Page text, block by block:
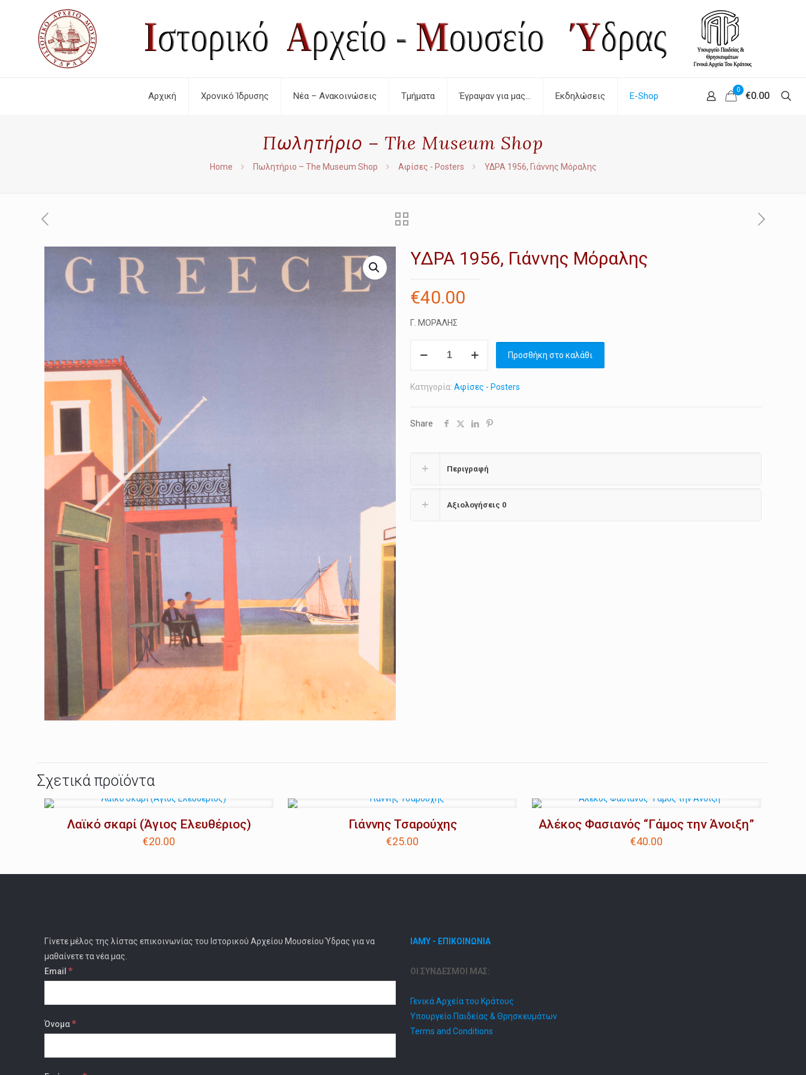
Αρχική Χρονικό Ίδρυσης Νέα – Ανακοινώσεις Τμήματα Έγραψαν για μας… Εκδηλώσεις E-Shop
0
€0.00
Πωλητήριο – The Museum Shop
Home Πωλητήριο – The Museum Shop Αφίσες - Posters ΥΔΡΑ 1956, Γιάννης Μόραλης
ΥΔΡΑ 1956, Γιάννης Μόραλης
€40.00
Γ. ΜΟΡΑΛΗΣ
Μόραλης
Προσθήκη στο καλάθι
Κατηγορία: Αφίσες - Posters
Share
Περιγραφή
Αξιολογήσεις 0
Σχετικά προϊόντα
Λαϊκό σκαρί (Άγιος Ελευθέριος)
€20.00
Γιάννης Τσαρούχης
€25.00
Αλέκος Φασιανός “Γάμος την Άνοιξη”
€40.00
Γίνετε μέλος της λίστας επικοινωνίας του Ιστορικού Αρχείου Μουσείου Ύδρας για να
μαθαίνετε τα νέα μας.
Email *
Όνομα*
ΙΑΜΥ - ΕΠΙΚΟΙΝΩΝΙΑ
ΟΙ ΣΥΝΔΕΣΜΟΙ ΜΑΣ:
Γενικά Αρχεία του Κράτους
Υπουργείο Παιδείας & Θρησκευμάτων
Terms and Conditions